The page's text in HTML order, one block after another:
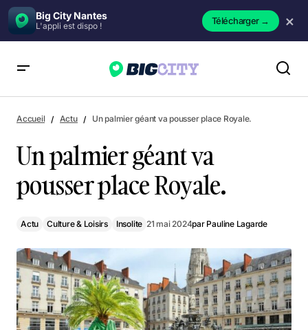
Big City Nantes
L'appli est dispo ! Télécharger→ ×
Accueil Actu Un palmier géant va pousser place Royale.
Un palmier géant va
pousser place Royale.
Actu Culture & Loisirs Insolite 21 mai 2024par Pauline Lagarde